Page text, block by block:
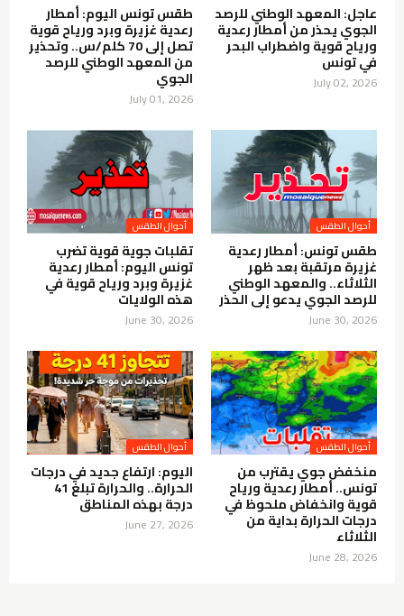
عاجل: المعهد الوطني للرصد
الجوي يحذر من أمطار رعدية
ورياح قوية واضطراب البحر
في تونس
July 02, 2026
طقس تونس اليوم: أمطار
رعدية غزيرة وبرد ورياح قوية
تصل إلى 70 كلم/س.. وتحذير
من المعهد الوطني للرصد
الجوي
July 01, 2026
أحوال الطقس
طقس تونس: أمطار رعدية
غزيرة مرتقبة بعد ظهر
الثلاثاء.. والمعهد الوطني
للرصد الجوي يدعو إلى الحذر
June 30, 2026
أحوال الطقس
تقلبات جوية قوية تضرب
تونس اليوم: أمطار رعدية
غزيرة وبرد ورياح قوية في
هذه الولايات
June 30, 2026
أحوال الطقس
منخفض جوي يقترب من
تونس.. أمطار رعدية ورياح
قوية وانخفاض ملحوظ في
درجات الحرارة بداية من
الثلاثاء
June 28, 2026
أحوال الطقس
اليوم: ارتفاع جديد في درجات
الحرارة.. والحرارة تبلغ 41
درجة بهذه المناطق
June 27, 2026